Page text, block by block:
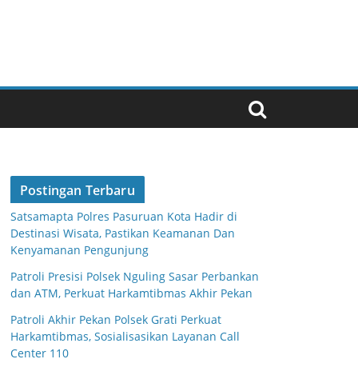
Postingan Terbaru
Satsamapta Polres Pasuruan Kota Hadir di
Destinasi Wisata, Pastikan Keamanan Dan
Kenyamanan Pengunjung
Patroli Presisi Polsek Nguling Sasar Perbankan
dan ATM, Perkuat Harkamtibmas Akhir Pekan
Patroli Akhir Pekan Polsek Grati Perkuat
Harkamtibmas, Sosialisasikan Layanan Call
Center 110